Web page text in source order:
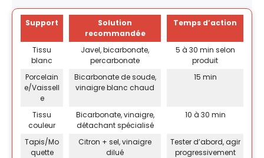
Support
Solution
recommandée
Temps d’action
Tissu
blanc
Javel, bicarbonate,
percarbonate
5 à 30 min selon
produit
Porcelain
e/Vaissell
e
Bicarbonate de soude,
vinaigre blanc chaud
15 min
Tissu
couleur
Bicarbonate, vinaigre,
détachant spécialisé
10 à 30 min
Tapis/Mo
quette
Citron + sel, vinaigre
dilué
Tester d’abord, agir
progressivement